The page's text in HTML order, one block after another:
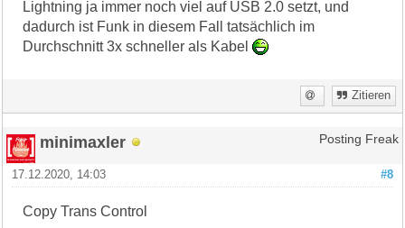
Lightning ja immer noch viel auf USB 2.0 setzt, und
dadurch ist Funk in diesem Fall tatsächlich im
Durchschnitt 3x schneller als Kabel
Zitieren
minimaxler Posting Freak
#8
17.12.2020, 14:03
Copy Trans Control